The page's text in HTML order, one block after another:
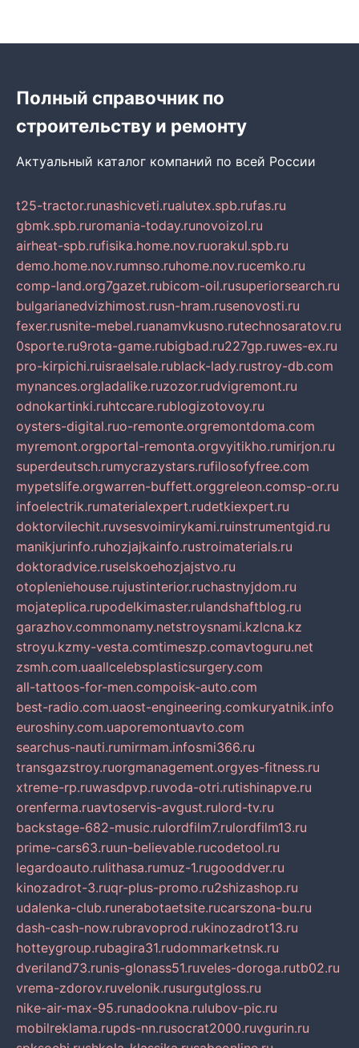
Полный справочник по
строительству и ремонту
Актуальный каталог компаний по всей России
t25-tractor.runashicveti.rualutex.spb.rufas.ru
gbmk.spb.ruromania-today.runovoizol.ru
airheat-spb.rufisika.home.nov.ruorakul.spb.ru
demo.home.nov.rumnso.ruhome.nov.rucemko.ru
comp-land.org7gazet.rubicom-oil.rusuperiorsearch.ru
bulgarianedvizhimost.rusn-hram.rusenovosti.ru
fexer.rusnite-mebel.ruanamvkusno.rutechnosaratov.ru
0sporte.ru9rota-game.rubigbad.ru227gp.ruwes-ex.ru
pro-kirpichi.ruisraelsale.rublack-lady.rustroy-db.com
mynances.orgladalike.ruzozor.rudvigremont.ru
odnokartinki.ruhtccare.rublogizotovoy.ru
oysters-digital.ruo-remonte.orgremontdoma.com
myremont.orgportal-remonta.orgvyitikho.rumirjon.ru
superdeutsch.rumycrazystars.rufilosofyfree.com
mypetslife.orgwarren-buffett.orggreleon.comsp-or.ru
infoelectrik.rumaterialexpert.rudetkiexpert.ru
doktorvilechit.ruvsesvoimirykami.ruinstrumentgid.ru
manikjurinfo.ruhozjajkainfo.rustroimaterials.ru
doktoradvice.ruselskoehozjajstvo.ru
otopleniehouse.rujustinterior.ruchastnyjdom.ru
mojateplica.rupodelkimaster.rulandshaftblog.ru
garazhov.commonamy.netstroysnami.kzlcna.kz
stroyu.kzmy-vesta.comtimeszp.comavtoguru.net
zsmh.com.uaallcelebsplasticsurgery.com
all-tattoos-for-men.compoisk-auto.com
best-radio.com.uaost-engineering.comkuryatnik.info
euroshiny.com.uaporemontuavto.com
searchus-nauti.rumirmam.infosmi366.ru
transgazstroy.ruorgmanagement.orgyes-fitness.ru
xtreme-rp.ruwasdpvp.ruvoda-otri.rutishinapve.ru
orenferma.ruavtoservis-avgust.rulord-tv.ru
backstage-682-music.rulordfilm7.rulordfilm13.ru
prime-cars63.ruun-believable.rucodetool.ru
legardoauto.rulithasa.rumuz-1.rugooddver.ru
kinozadrot-3.ruqr-plus-promo.ru2shizashop.ru
udalenka-club.runerabotaetsite.rucarszona-bu.ru
dash-cash-now.rubravoprod.rukinozadrot13.ru
hotteygroup.rubagira31.rudommarketnsk.ru
dveriland73.runis-glonass51.ruveles-doroga.rutb02.ru
vrema-zdorov.ruvelonik.rusurgutgloss.ru
nike-air-max-95.runadookna.rulubov-pic.ru
mobilreklama.rupds-nn.rusocrat2000.ruvgurin.ru